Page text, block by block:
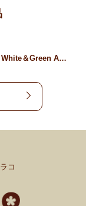
White＆Green A…
コ